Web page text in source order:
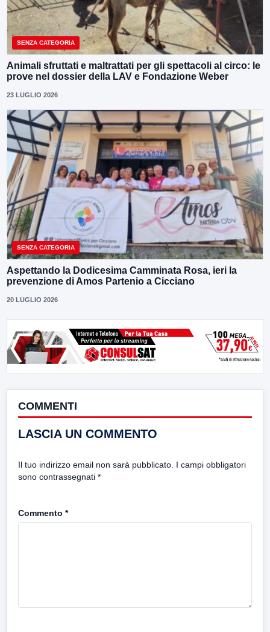
SENZA CATEGORIA
Animali sfruttati e maltrattati per gli spettacoli al circo: le
prove nel dossier della LAV e Fondazione Weber
23 LUGLIO 2026
SENZA CATEGORIA
Aspettando la Dodicesima Camminata Rosa, ieri la
prevenzione di Amos Partenio a Cicciano
20 LUGLIO 2026
COMMENTI
LASCIA UN COMMENTO
Il tuo indirizzo email non sarà pubblicato. I campi obbligatori
sono contrassegnati *
Commento *